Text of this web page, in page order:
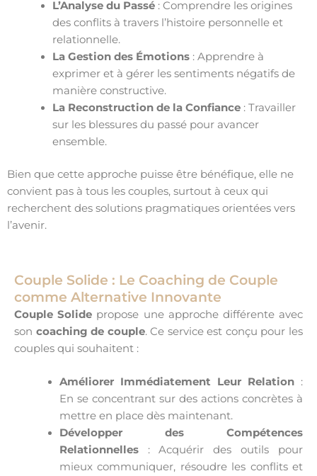
L’Analyse du Passé: Comprendre les origines
des conflits à travers l’histoire personnelle et
relationnelle.
La Gestion des Émotions: Apprendre à
exprimer et à gérer les sentiments négatifs de
manière constructive.
La Reconstruction de la Confiance: Travailler
sur les blessures du passé pour avancer
ensemble.
Bien que cette approche puisse être bénéfique, elle ne
convient pas à tous les couples, surtout à ceux qui
recherchent des solutions pragmatiques orientées vers
l’avenir.
Couple Solide : Le Coaching de Couple
comme Alternative Innovante
Couple Solide propose une approche différente avec
son coaching de couple. Ce service est conçu pour les
couples qui souhaitent :
Améliorer Immédiatement Leur Relation:
En se concentrant sur des actions concrètes à
mettre en place dès maintenant.
Développer des Compétences
Relationnelles: Acquérir des outils pour
mieux communiquer, résoudre les conflits et